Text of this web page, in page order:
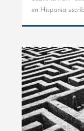
en Hispania